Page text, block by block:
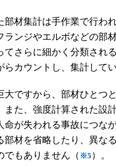
部材集計は手作業で行わ
ランジやエルボなどの部
てさらに細かく分類され
カウントし、集計してい
大ですから、部材ひとつ
また、強度計算された設
命が失われる事故につな
部材を省略したり、異な
でもありません（ ※5 ）。